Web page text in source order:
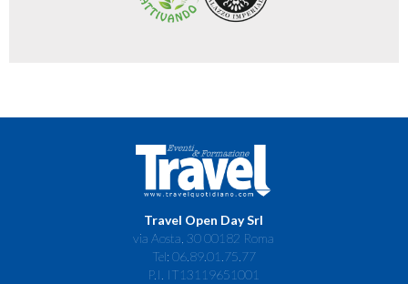
Travel Open Day Srl
via Aosta, 30 00182 Roma
Tel: 06.89.01.75.77
P.I. IT13119651001